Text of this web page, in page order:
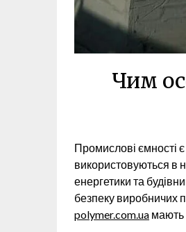
Чим
Промислові ємності
використовуються в
енергетики та
безпеку виробничих
polymer.com.ua мають